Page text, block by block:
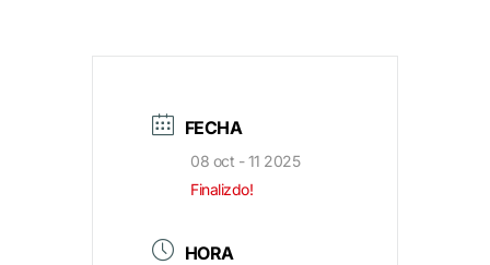
FECHA
08 oct - 11 2025
Finalizdo!
HORA